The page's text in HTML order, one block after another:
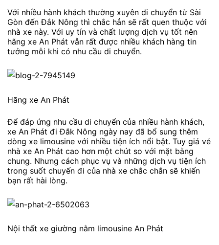
Với nhiều hành khách thường xuyên di chuyển từ Sài
Gòn đến Đắk Nông thì chắc hẳn sẽ rất quen thuộc với
nhà xe này. Với uy tín và chất lượng dịch vụ tốt nên
hãng xe An Phát vẫn rất được nhiều khách hàng tin
tưởng mỗi khi có nhu cầu di chuyển.
Hãng xe An Phát
Để đáp ứng nhu cầu di chuyển của nhiều hành khách,
xe An Phát đi Đắk Nông ngày nay đã bổ sung thêm
dòng xe limousine với nhiều tiện ích nổi bật. Tuy giá vé
nhà xe An Phát cao hơn một chút so với mặt bằng
chung. Nhưng cách phục vụ và những dịch vụ tiện ích
trong suốt chuyến đi của nhà xe chắc chắn sẽ khiến
bạn rất hài lòng.
Nội thất xe giường nằm limousine An Phát